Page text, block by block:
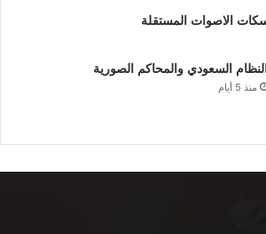
الاصوات المستقلة
النظام السعودي والمحاكم الصورية
منذ 5 أيام